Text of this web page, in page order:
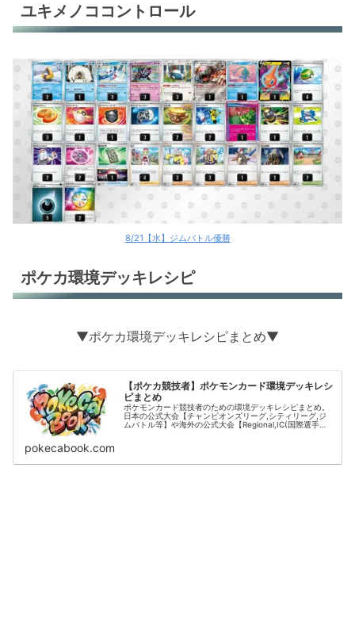
ユキメノココントロール
8/21【水】ジムバトル優勝
ポケカ環境デッキレシピ
▼ポケカ環境デッキレシピまとめ▼
【ポケカ競技者】ポケモンカード環境デッキレシ
ピまとめ
ポケモンカード競技者のための環境デッキレシピまとめ。
日本の公式大会【チャンピオンズリーグ,シティリーグ,ジ
ムバトル等】や海外の公式大会【Regional,IC(国際選手
pokecabook.com